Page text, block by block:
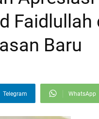
Faidlullah
Baru
Telegram WhatsApp